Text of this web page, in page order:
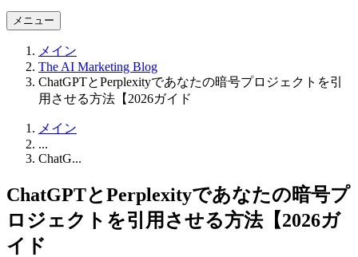
メニュー
メイン
The AI Marketing Blog
ChatGPTとPerplexityであなたの暗号プロジェクトを引
用させる方法【2026ガイド
メイン
...
ChatG...
ChatGPTとPerplexityであなたの暗号プ
ロジェクトを引用させる方法【2026ガ
イド